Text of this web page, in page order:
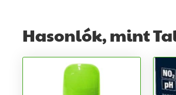
Hasonlók, mint